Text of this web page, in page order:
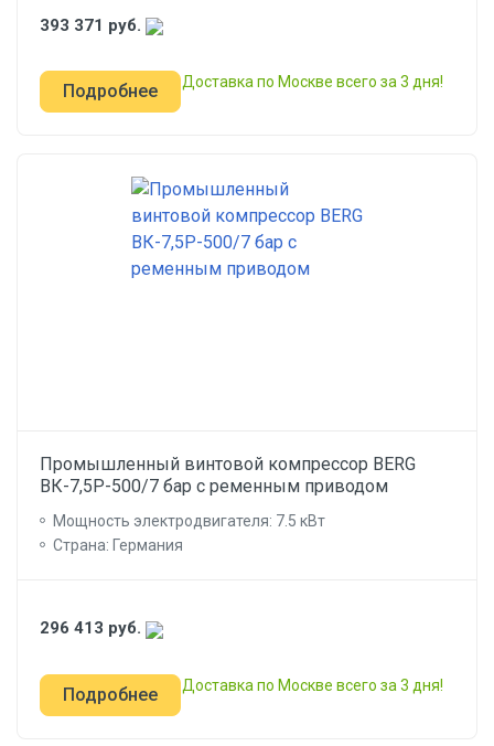
393 371 руб.
Подробнее Доставка по Москве всего за 3 дня!
Промышленный винтовой компрессор BERG
ВК-7,5Р-500/7 бар с ременным приводом
Мощность электродвигателя: 7.5 кВт
Страна: Германия
296 413 руб.
Подробнее Доставка по Москве всего за 3 дня!